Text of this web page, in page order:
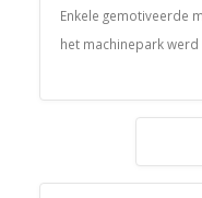
Enkele gemotiveerde
het machinepark